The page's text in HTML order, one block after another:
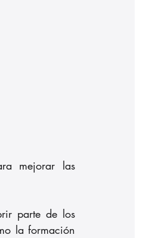
mejorar las
parte de los
la formación